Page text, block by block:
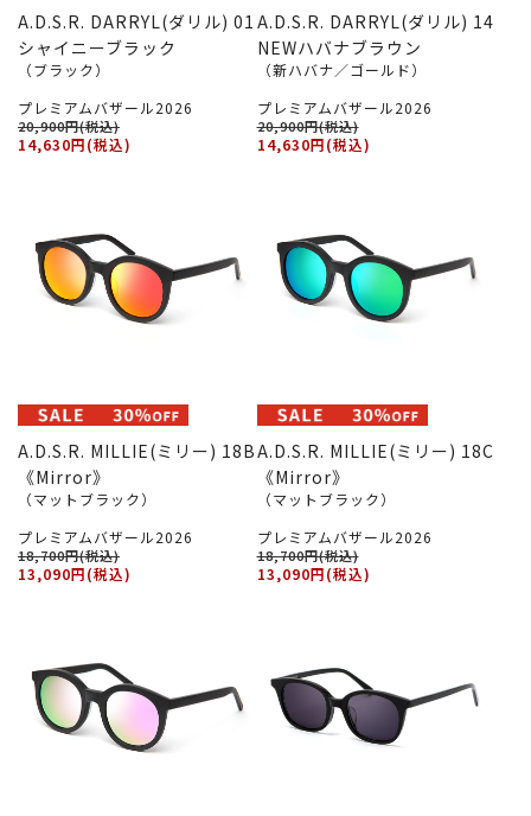
A.D.S.R. DARRYL(ダリル) 01
シャイニーブラック
（ブラック）
プレミアムバザール2026
20,900円(税込)
14,630円(税込)
A.D.S.R. DARRYL(ダリル) 14
NEWハバナブラウン
（新ハバナ／ゴールド）
プレミアムバザール2026
20,900円(税込)
14,630円(税込)
A.D.S.R. MILLIE(ミリー) 18B
《Mirror》
（マットブラック）
プレミアムバザール2026
18,700円(税込)
13,090円(税込)
A.D.S.R. MILLIE(ミリー) 18C
《Mirror》
（マットブラック）
プレミアムバザール2026
18,700円(税込)
13,090円(税込)